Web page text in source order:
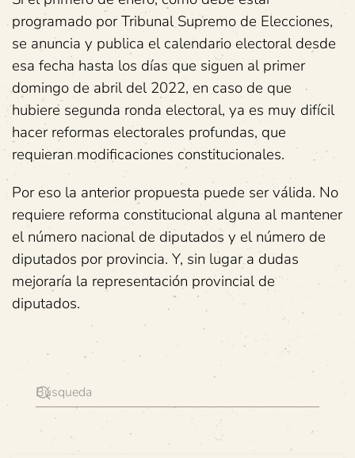
programado por Tribunal Supremo de Elecciones,
se anuncia y publica el calendario electoral desde
esa fecha hasta los días que siguen al primer
domingo de abril del 2022, en caso de que
hubiere segunda ronda electoral, ya es muy difícil
hacer reformas electorales profundas, que
requieran modificaciones constitucionales.
Por eso la anterior propuesta puede ser válida. No
requiere reforma constitucional alguna al mantener
el número nacional de diputados y el número de
diputados por provincia. Y, sin lugar a dudas
mejoraría la representación provincial de
diputados.